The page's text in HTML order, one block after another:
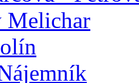
Melichar